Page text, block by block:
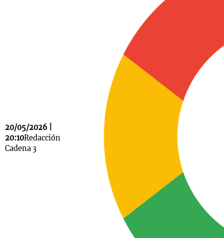
20/05/2026 |
20:10Redacción
Cadena 3
Mundial 2026
Notas
La Sole en
Cadena 3